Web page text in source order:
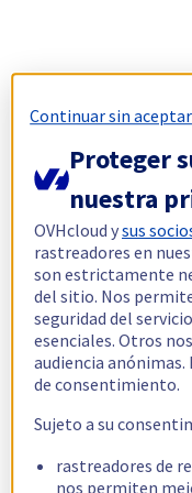
Continuar sin aceptar
Proteger
nuestra
OVHcloud ysus
rastreadores en
son estrictamente
del sitio. Nos
seguridad del
esenciales. Otros
audiencia
de consentimiento.
Sujeto a su
rastreadores de
nos permiten